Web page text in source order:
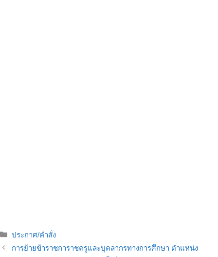
ประกาศ/คำสั่ง
การย้ายข้าราชการาชครูและบุคลากรทางการศึกษา ตำแหน่ง